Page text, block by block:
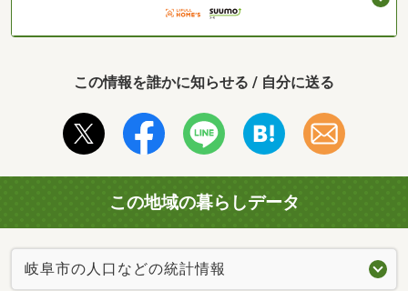
この情報を誰かに知らせる / 自分に送る
この地域の暮らしデータ
岐阜市の人口などの統計情報